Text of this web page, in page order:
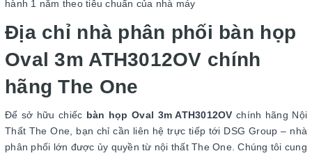
hành 1 năm theo tiêu chuẩn của nhà máy
Địa chỉ nhà phân phối bàn họp
Oval 3m ATH3012OV chính
hãng The One
Để sở hữu chiếc bàn họp Oval 3m ATH3012OV chính hãng Nội
Thất The One, bạn chỉ cần liên hệ trực tiếp tới DSG Group – nhà
phân phối lớn được ủy quyền từ nội thất The One. Chúng tôi cung